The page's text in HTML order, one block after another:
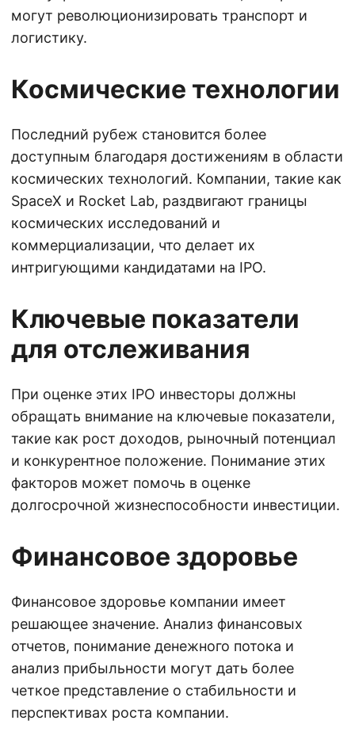
могут революционизировать транспорт и
логистику.
Космические технологии
Последний рубеж становится более
доступным благодаря достижениям в области
космических технологий. Компании, такие как
SpaceX и Rocket Lab, раздвигают границы
космических исследований и
коммерциализации, что делает их
интригующими кандидатами на IPO.
Ключевые показатели
для отслеживания
При оценке этих IPO инвесторы должны
обращать внимание на ключевые показатели,
такие как рост доходов, рыночный потенциал
и конкурентное положение. Понимание этих
факторов может помочь в оценке
долгосрочной жизнеспособности инвестиции.
Финансовое здоровье
Финансовое здоровье компании имеет
решающее значение. Анализ финансовых
отчетов, понимание денежного потока и
анализ прибыльности могут дать более
четкое представление о стабильности и
перспективах роста компании.